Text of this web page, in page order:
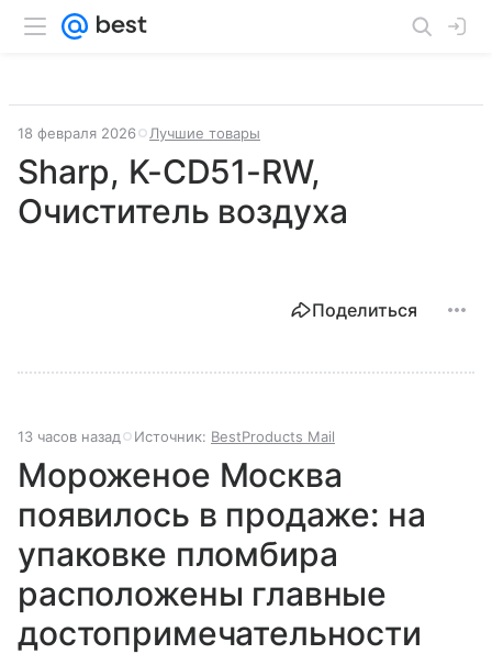
18 февраля 2026 Лучшие товары
Sharp, K-CD51-RW,
Очиститель воздуха
Поделиться
13 часов назад Источник: BestProducts Mail
Мороженое Москва
появилось в продаже: на
упаковке пломбира
расположены главные
достопримечательности